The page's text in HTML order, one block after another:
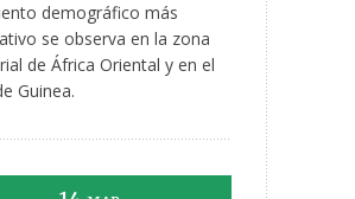
demográfico más
se observa en la zona
de África Oriental y en el
Guinea.